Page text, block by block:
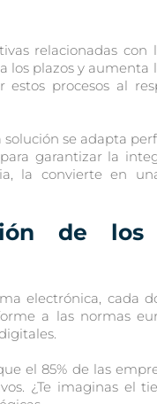
relacionadas con
los plazos y aumenta
procesos al
solución se adapta
garantizar la
la convierte en
de los
electrónica, cada
a las normas
el 85% de las
¿Te imaginas el